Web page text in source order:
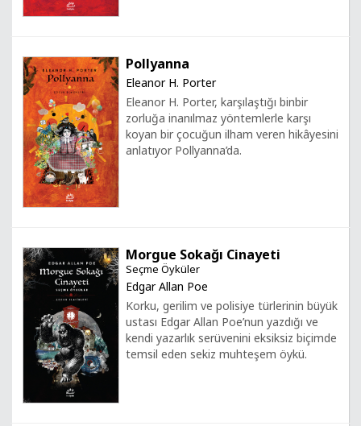
Pollyanna
Eleanor H. Porter
Eleanor H. Porter, karşılaştığı binbir
zorluğa inanılmaz yöntemlerle karşı
koyan bir çocuğun ilham veren hikâyesini
anlatıyor Pollyanna’da.
Morgue Sokağı Cinayeti
Seçme Öyküler
Edgar Allan Poe
Korku, gerilim ve polisiye türlerinin büyük
ustası Edgar Allan Poe’nun yazdığı ve
kendi yazarlık serüvenini eksiksiz biçimde
temsil eden sekiz muhteşem öykü.